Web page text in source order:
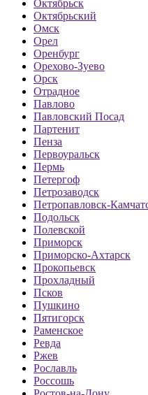
Октябрьск
Октябрьский
Омск
Орел
Оренбург
Орехово-Зуево
Орск
Отрадное
Павлово
Павловский Посад
Партенит
Пенза
Первоуральск
Пермь
Петергоф
Петрозаводск
Петропавловск-
Подольск
Полевской
Приморск
Приморско-Ахтарск
Прокопьевск
Прохладный
Псков
Пушкино
Пятигорск
Раменское
Ревда
Ржев
Рославль
Россошь